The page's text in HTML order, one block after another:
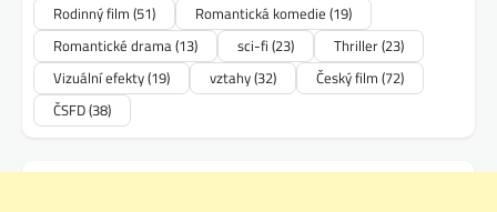
Rodinný film (51) Romantická komedie (19)
Romantické drama(13) sci-fi (23) Thriller(23)
Vizuální efekty(19) vztahy(32) Český film (72)
ČSFD(38)